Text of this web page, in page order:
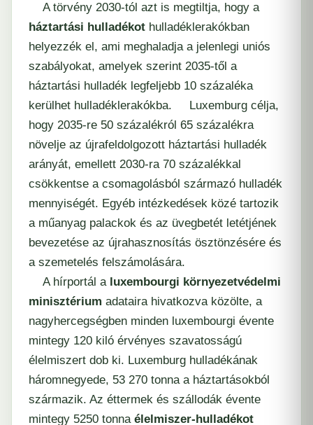
A törvény 2030-tól azt is megtiltja, hogy a
háztartási hulladékot hulladéklerakókban
helyezzék el, ami meghaladja a jelenlegi uniós
szabályokat, amelyek szerint 2035-től a
háztartási hulladék legfeljebb 10 százaléka
kerülhet hulladéklerakókba. Luxemburg célja,
hogy 2035-re 50 százalékról 65 százalékra
növelje az újrafeldolgozott háztartási hulladék
arányát, emellett 2030-ra 70 százalékkal
csökkentse a csomagolásból származó hulladék
mennyiségét. Egyéb intézkedések közé tartozik
a műanyag palackok és az üvegbetét letétjének
bevezetése az újrahasznosítás ösztönzésére és
a szemetelés felszámolására.
A hírportál a luxembourgi környezetvédelmi
minisztérium adataira hivatkozva közölte, a
nagyhercegségben minden luxembourgi évente
mintegy 120 kiló érvényes szavatosságú
élelmiszert dob ki. Luxemburg hulladékának
háromnegyede, 53 270 tonna a háztartásokból
származik. Az éttermek és szállodák évente
mintegy 5250 tonna élelmiszer-hulladékot